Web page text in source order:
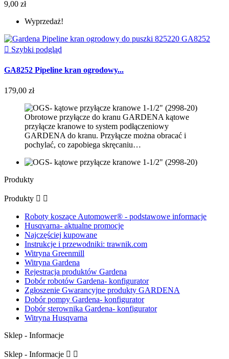
9,00 zł
Wyprzedaż!
 Szybki podgląd
GA8252 Pipeline kran ogrodowy...
179,00 zł
Obrotowe przyłącze do kranu GARDENA kątowe
przyłącze kranowe to system podłączeniowy
GARDENA do kranu. Przyłącze można obracać i
pochylać, co zapobiega skręcaniu…
Produkty
Produkty  
Roboty koszące Automower® - podstawowe informacje
Husqvarna- aktualne promocje
Najczęściej kupowane
Instrukcje i przewodniki: trawnik.com
Witryna Greenmill
Witryna Gardena
Rejestracja produktów Gardena
Dobór robotów Gardena- konfigurator
Zgłoszenie Gwarancyjne produkty GARDENA
Dobór pompy Gardena- konfigurator
Dobór sterownika Gardena- konfigurator
Witryna Husqvarna
Sklep - Informacje
Sklep - Informacje  